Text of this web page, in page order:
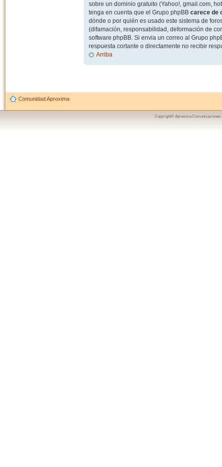
sobre un dominio gratuito (Yahoo!, gmail.com,
tenga en cuenta que el Grupo phpBB carece de
dónde o por quién es usado este sistema de
(difamación, responsabilidad, deformación de
software phpBB. Si envia un correo al Grupo
respuesta cortante o directamente no recibir
Arriba
Comunidad Aproxima
Copyright© Aproxima Comunicaciones